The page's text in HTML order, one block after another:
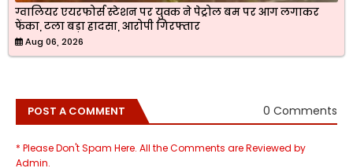
ग्वालियर एयरफोर्स स्टेशन पर युवक ने पेट्रोल बम पर आग लगाकर
फेंका, टला बड़ा हादसा, आरोपी गिरफ्तार
Aug 06, 2026
POST A COMMENT 0 Comments
* Please Don't Spam Here. All the Comments are Reviewed by
Admin.